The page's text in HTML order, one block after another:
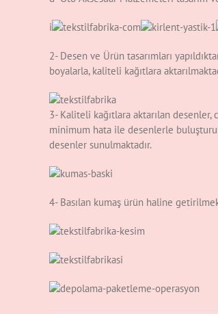
i
2- Desen ve Ürün tasarımları
boyalarla, kaliteli kağıtlara
3- Kaliteli kağıtlara aktarılan desenler,
minimum hata ile desenlerle
desenler sunulmaktadır.
4- Basılan kumaş ürün haline